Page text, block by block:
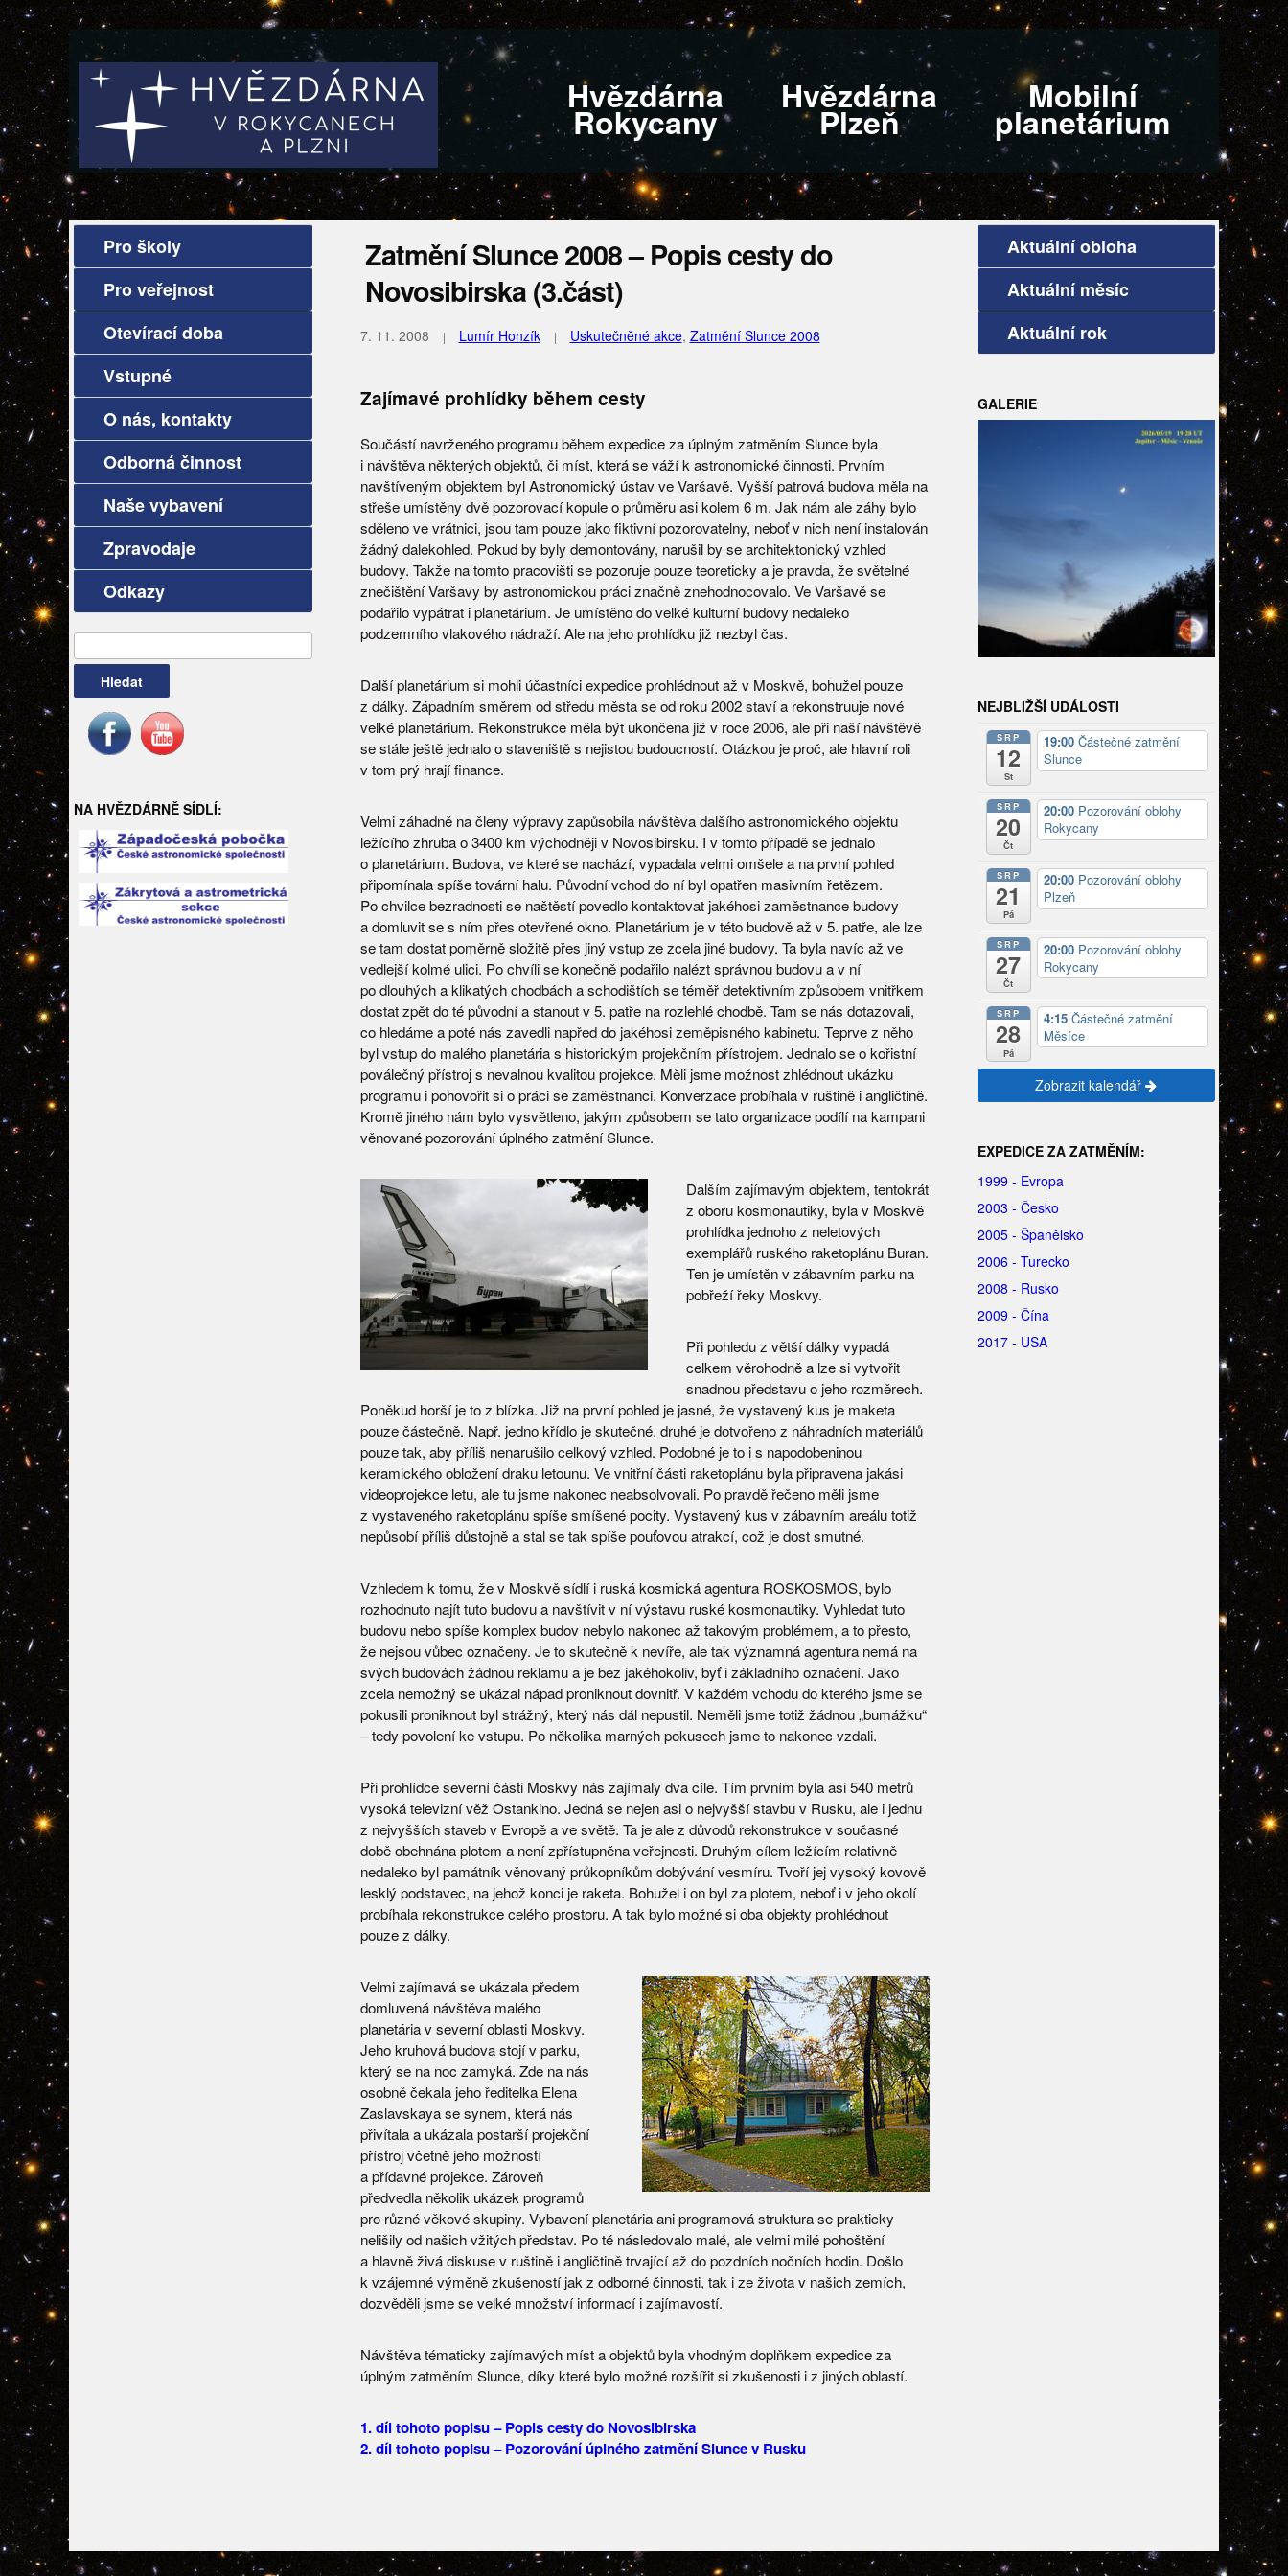
Hvězdárna
Rokycany
Hvězdárna
Plzeň
Mobilní
planetárium
Pro školy
Pro veřejnost
Otevírací doba
Vstupné
O nás, kontakty
Odborná činnost
Naše vybavení
Zpravodaje
Odkazy
NA HVĚZDÁRNĚ SÍDLÍ:
Zatmění Slunce 2008 – Popis cesty do
Novosibirska (3.část)
7. 11. 2008 Lumír Honzík Uskutečněné akce, Zatmění Slunce 2008
Zajímavé prohlídky během cesty
Součástí navrženého programu během expedice za úplným zatměním Slunce byla
i návštěva některých objektů, či míst, která se váží k astronomické činnosti. Prvním
navštíveným objektem byl Astronomický ústav ve Varšavě. Vyšší patrová budova měla na
střeše umístěny dvě pozorovací kopule o průměru asi kolem 6 m. Jak nám ale záhy bylo
sděleno ve vrátnici, jsou tam pouze jako fiktivní pozorovatelny, neboť v nich není instalován
žádný dalekohled. Pokud by byly demontovány, narušil by se architektonický vzhled
budovy. Takže na tomto pracovišti se pozoruje pouze teoreticky a je pravda, že světelné
znečištění Varšavy by astronomickou práci značně znehodnocovalo. Ve Varšavě se
podařilo vypátrat i planetárium. Je umístěno do velké kulturní budovy nedaleko
podzemního vlakového nádraží. Ale na jeho prohlídku již nezbyl čas.
Další planetárium si mohli účastníci expedice prohlédnout až v Moskvě, bohužel pouze
z dálky. Západním směrem od středu města se od roku 2002 staví a rekonstruuje nové
velké planetárium. Rekonstrukce měla být ukončena již v roce 2006, ale při naší návštěvě
se stále ještě jednalo o staveniště s nejistou budoucností. Otázkou je proč, ale hlavní roli
v tom prý hrají finance.
Velmi záhadně na členy výpravy zapůsobila návštěva dalšího astronomického objektu
ležícího zhruba o 3400 km východněji v Novosibirsku. I v tomto případě se jednalo
o planetárium. Budova, ve které se nachází, vypadala velmi omšele a na první pohled
připomínala spíše tovární halu. Původní vchod do ní byl opatřen masivním řetězem.
Po chvilce bezradnosti se naštěstí povedlo kontaktovat jakéhosi zaměstnance budovy
a domluvit se s ním přes otevřené okno. Planetárium je v této budově až v 5. patře, ale lze
se tam dostat poměrně složitě přes jiný vstup ze zcela jiné budovy. Ta byla navíc až ve
vedlejší kolmé ulici. Po chvíli se konečně podařilo nalézt správnou budovu a v ní
po dlouhých a klikatých chodbách a schodištích se téměř detektivním způsobem vnitřkem
dostat zpět do té původní a stanout v 5. patře na rozlehlé chodbě. Tam se nás dotazovali,
co hledáme a poté nás zavedli napřed do jakéhosi zeměpisného kabinetu. Teprve z něho
byl vstup do malého planetária s historickým projekčním přístrojem. Jednalo se o kořistní
poválečný přístroj s nevalnou kvalitou projekce. Měli jsme možnost zhlédnout ukázku
programu i pohovořit si o práci se zaměstnanci. Konverzace probíhala v ruštině i angličtině.
Kromě jiného nám bylo vysvětleno, jakým způsobem se tato organizace podílí na kampani
věnované pozorování úplného zatmění Slunce.
Dalším zajímavým objektem, tentokrát
z oboru kosmonautiky, byla v Moskvě
prohlídka jednoho z neletových
exemplářů ruského raketoplánu Buran.
Ten je umístěn v zábavním parku na
pobřeží řeky Moskvy.
Při pohledu z větší dálky vypadá
celkem věrohodně a lze si vytvořit
snadnou představu o jeho rozměrech.
Poněkud horší je to z blízka. Již na první pohled je jasné, že vystavený kus je maketa
pouze částečně. Např. jedno křídlo je skutečné, druhé je dotvořeno z náhradních materiálů
pouze tak, aby příliš nenarušilo celkový vzhled. Podobné je to i s napodobeninou
keramického obložení draku letounu. Ve vnitřní části raketoplánu byla připravena jakási
videoprojekce letu, ale tu jsme nakonec neabsolvovali. Po pravdě řečeno měli jsme
z vystaveného raketoplánu spíše smíšené pocity. Vystavený kus v zábavním areálu totiž
nepůsobí příliš důstojně a stal se tak spíše pouťovou atrakcí, což je dost smutné.
Vzhledem k tomu, že v Moskvě sídlí i ruská kosmická agentura ROSKOSMOS, bylo
rozhodnuto najít tuto budovu a navštívit v ní výstavu ruské kosmonautiky. Vyhledat tuto
budovu nebo spíše komplex budov nebylo nakonec až takovým problémem, a to přesto,
že nejsou vůbec označeny. Je to skutečně k nevíře, ale tak významná agentura nemá na
svých budovách žádnou reklamu a je bez jakéhokoliv, byť i základního označení. Jako
zcela nemožný se ukázal nápad proniknout dovnitř. V každém vchodu do kterého jsme se
pokusili proniknout byl strážný, který nás dál nepustil. Neměli jsme totiž žádnou „bumážku“
– tedy povolení ke vstupu. Po několika marných pokusech jsme to nakonec vzdali.
Při prohlídce severní části Moskvy nás zajímaly dva cíle. Tím prvním byla asi 540 metrů
vysoká televizní věž Ostankino. Jedná se nejen asi o nejvyšší stavbu v Rusku, ale i jednu
z nejvyšších staveb v Evropě a ve světě. Ta je ale z důvodů rekonstrukce v současné
době obehnána plotem a není zpřístupněna veřejnosti. Druhým cílem ležícím relativně
nedaleko byl památník věnovaný průkopníkům dobývání vesmíru. Tvoří jej vysoký kovově
lesklý podstavec, na jehož konci je raketa. Bohužel i on byl za plotem, neboť i v jeho okolí
probíhala rekonstrukce celého prostoru. A tak bylo možné si oba objekty prohlédnout
pouze z dálky.
Velmi zajímavá se ukázala předem
domluvená návštěva malého
planetária v severní oblasti Moskvy.
Jeho kruhová budova stojí v parku,
který se na noc zamyká. Zde na nás
osobně čekala jeho ředitelka Elena
Zaslavskaya se synem, která nás
přivítala a ukázala postarší projekční
přístroj včetně jeho možností
a přídavné projekce. Zároveň
předvedla několik ukázek programů
pro různé věkové skupiny. Vybavení planetária ani programová struktura se prakticky
nelišily od našich vžitých představ. Po té následovalo malé, ale velmi milé pohoštění
a hlavně živá diskuse v ruštině i angličtině trvající až do pozdních nočních hodin. Došlo
k vzájemné výměně zkušeností jak z odborné činnosti, tak i ze života v našich zemích,
dozvěděli jsme se velké množství informací i zajímavostí.
Návštěva tématicky zajímavých míst a objektů byla vhodným doplňkem expedice za
úplným zatměním Slunce, díky které bylo možné rozšířit si zkušenosti i z jiných oblastí.
1. díl tohoto popisu – Popis cesty do Novosibirska
2. díl tohoto popisu – Pozorování úplného zatmění Slunce v Rusku
Aktuální obloha
Aktuální měsíc
Aktuální rok
GALERIE
NEJBLIŽŠÍ UDÁLOSTI
SRP
12
St
19:00 Částečné zatmění
Slunce
SRP
20
Čt
20:00 Pozorování oblohy
Rokycany
SRP
21
Pá
20:00 Pozorování oblohy
Plzeň
SRP
27
Čt
20:00 Pozorování oblohy
Rokycany
SRP
28
Pá
4:15 Částečné zatmění
Měsíce
Zobrazit kalendář
EXPEDICE ZA ZATMĚNÍM:
1999 - Evropa
2003 - Česko
2005 - Španělsko
2006 - Turecko
2008 - Rusko
2009 - Čína
2017 - USA